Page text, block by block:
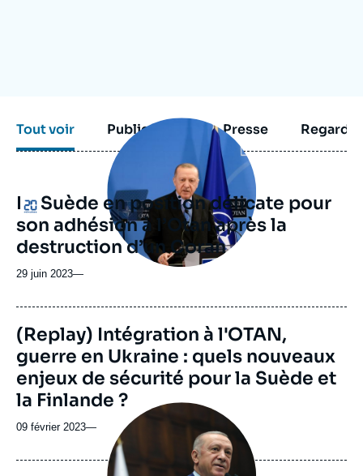
Tout voir Publications Presse
Logo
Image
principale
médiatique
La Suède en position délicate pour
son adhésion à l’Otan après la
destruction d’un Coran
29 juin 2023—
(Replay) Intégration à l'OTAN,
guerre en Ukraine : quels nouveaux
enjeux de sécurité pour la Suède et
la Finlande ?
09 février 2023—
Image
principale
médiatique